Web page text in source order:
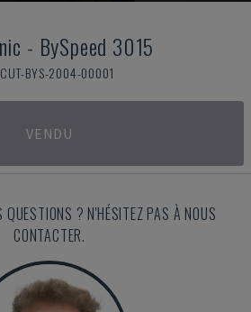
- BySpeed 3015
CUT-BYS-2004-00001
VENDU
QUESTIONS ? N'HÉSITEZ PAS À NOUS
CONTACTER.